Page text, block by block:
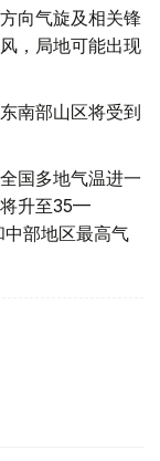
向气旋及相关锋
，局地可能出现
南部山区将受到
国多地气温进一
将升至35—
部地区最高气